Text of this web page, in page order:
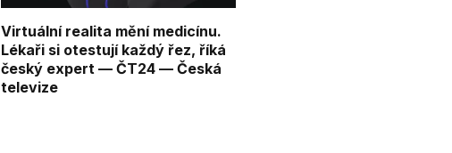
Virtuální realita mění medicínu.
Lékaři si otestují každý řez, říká
český expert — ČT24 — Česká
televize